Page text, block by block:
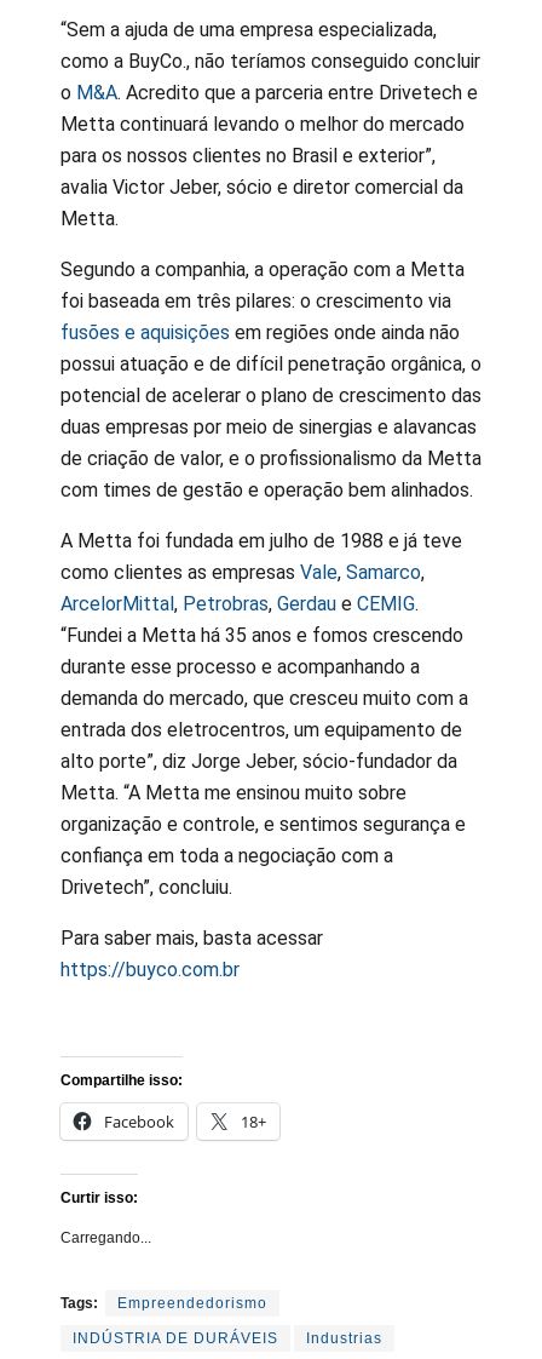
“Sem a ajuda de uma empresa especializada,
como a BuyCo., não teríamos conseguido concluir
o M&A. Acredito que a parceria entre Drivetech e
Metta continuará levando o melhor do mercado
para os nossos clientes no Brasil e exterior”,
avalia Victor Jeber, sócio e diretor comercial da
Metta.
Segundo a companhia, a operação com a Metta
foi baseada em três pilares: o crescimento via
fusões e aquisições em regiões onde ainda não
possui atuação e de difícil penetração orgânica, o
potencial de acelerar o plano de crescimento das
duas empresas por meio de sinergias e alavancas
de criação de valor, e o profissionalismo da Metta
com times de gestão e operação bem alinhados.
A Metta foi fundada em julho de 1988 e já teve
como clientes as empresas Vale, Samarco,
ArcelorMittal, Petrobras, Gerdau e CEMIG.
“Fundei a Metta há 35 anos e fomos crescendo
durante esse processo e acompanhando a
demanda do mercado, que cresceu muito com a
entrada dos eletrocentros, um equipamento de
alto porte”, diz Jorge Jeber, sócio-fundador da
Metta. “A Metta me ensinou muito sobre
organização e controle, e sentimos segurança e
confiança em toda a negociação com a
Drivetech”, concluiu.
Para saber mais, basta acessar
https://buyco.com.br
Compartilhe isso:
Facebook 18+
Curtir isso:
Carregando...
Tags: Empreendedorismo
INDÚSTRIA DE DURÁVEIS Industrias